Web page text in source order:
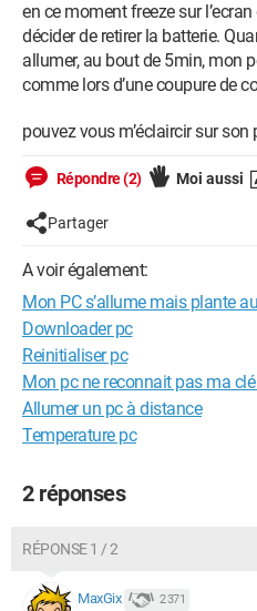
en ce moment freeze sur
décider de retirer la batterie.
allumer, au bout de 5min, mon
comme lors d’une coupure de
pouvez vous m’éclaircir sur son
Répondre (2) Moi aussi
Partager
A voir également:
Mon PC s’allume mais plante
Downloader pc
Reinitialiser pc
Mon pc ne reconnait pas ma
Allumer un pc à distance
Temperature pc
2 réponses
RÉPONSE 1 / 2
MaxGix 2 371